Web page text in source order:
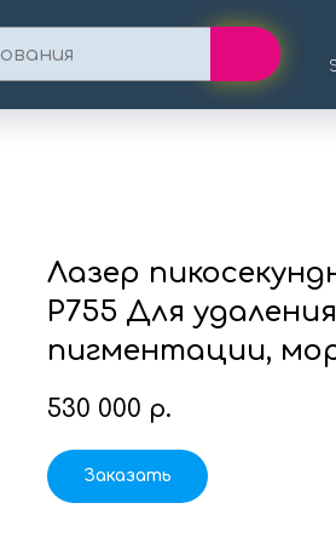
Лазер
P755 Для
пигментации,
530 000 р.
Заказать